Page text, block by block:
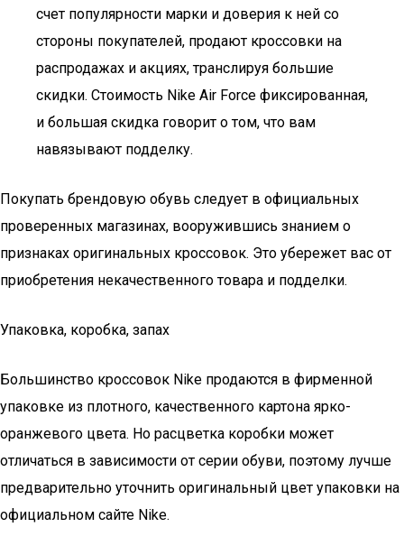
счет популярности марки и доверия к ней со
стороны покупателей, продают кроссовки на
распродажах и акциях, транслируя большие
скидки. Стоимость Nike Air Force фиксированная,
и большая скидка говорит о том, что вам
навязывают подделку.
Покупать брендовую обувь следует в официальных
проверенных магазинах, вооружившись знанием о
признаках оригинальных кроссовок. Это убережет вас от
приобретения некачественного товара и подделки.
Упаковка, коробка, запах
Большинство кроссовок Nike продаются в фирменной
упаковке из плотного, качественного картона ярко-
оранжевого цвета. Но расцветка коробки может
отличаться в зависимости от серии обуви, поэтому лучше
предварительно уточнить оригинальный цвет упаковки на
официальном сайте Nike.